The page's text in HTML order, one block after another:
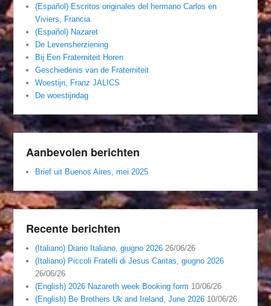
(Español) Escritos originales del hermano Carlos en
Viviers, Francia
(Español) Nazaret
De Levensherziening
Bij Een Fraterniteit Horen
Geschiedenis van de Fraterniteit
Woestijn, Franz JALICS
De woestijndag
Aanbevolen berichten
Brief uit Buenos Aires, mei 2025
Recente berichten
(Italiano) Diario Italiano, giugno 2026 26/06/26
(Italiano) Piccoli Fratelli di Jesus Caritas, giugno 2026
26/06/26
(English) 2026 Nazareth week Booking form 10/06/26
(English) Be Brothers Uk and Ireland, June 2026 10/06/26